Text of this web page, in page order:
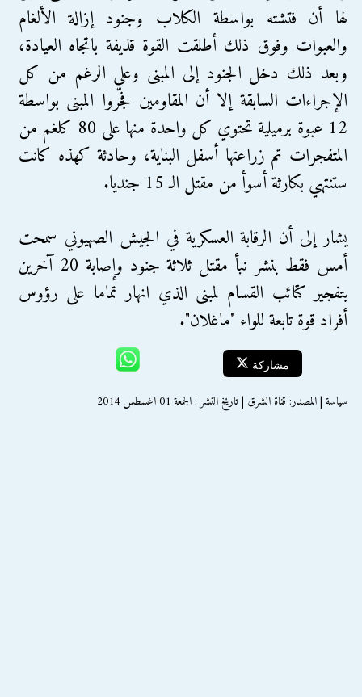
لها أن فتشته بواسطة الكلاب وجنود إزالة الألغام
والعبوات وفوق ذلك أطلقت القوة قذيفة باتجاه العيادة،
وبعد ذلك دخل الجنود إلى المبنى وعلى الرغم من كل
الإجراءات السابقة إلا أن المقاومين فجّروا المبنى بواسطة
12 عبوة برميلية تحتوي كل واحدة منها على 80 كلغم من
المتفجرات تم زراعتها أسفل البناية، وحادثة كهذه كانت
ستنتهي بكارثة أسوأ من مقتل الـ 15 جنديا.
يشار إلى أن الرقابة العسكرية في الجيش الصهيوني سمحت
أمس فقط بنشر نبأ مقتل ثلاثة جنود وإصابة 20 آخرين
بتفجير كتائب القسام لمبنى الذي انهار تماما على رؤوس
أفراد قوة تابعة للواء "ماغلان".
مشاركة
سياسة | المصدر: قناة الشرق | تاريخ النشر : الجمعة 01 اغسطس 2014